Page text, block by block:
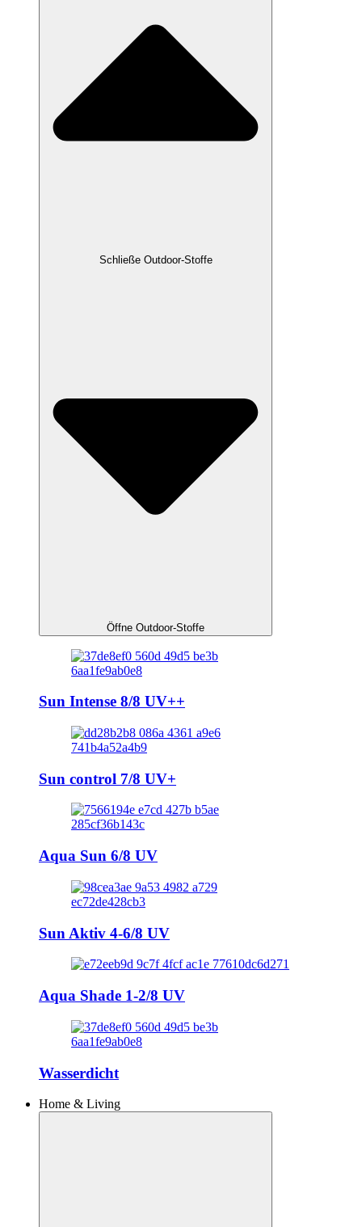
Schließe Outdoor-Stoffe
Öffne Outdoor-Stoffe
Sun Intense 8/8 UV++
Sun control 7/8 UV+
Aqua Sun 6/8 UV
Sun Aktiv 4-6/8 UV
Aqua Shade 1-2/8 UV
Wasserdicht
Home & Living